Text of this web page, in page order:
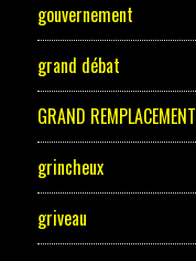
gouvernement
grand débat
GRAND REMPLACEMENT
grincheux
griveau